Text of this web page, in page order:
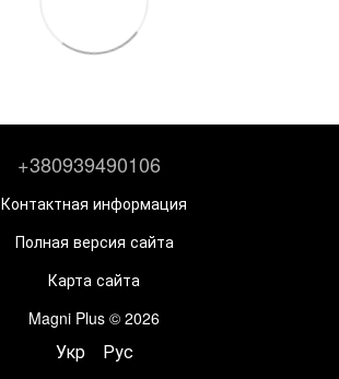
+380939490106
Контактная информация
Полная версия сайта
Карта сайта
Magni Plus © 2026
Укр Рус